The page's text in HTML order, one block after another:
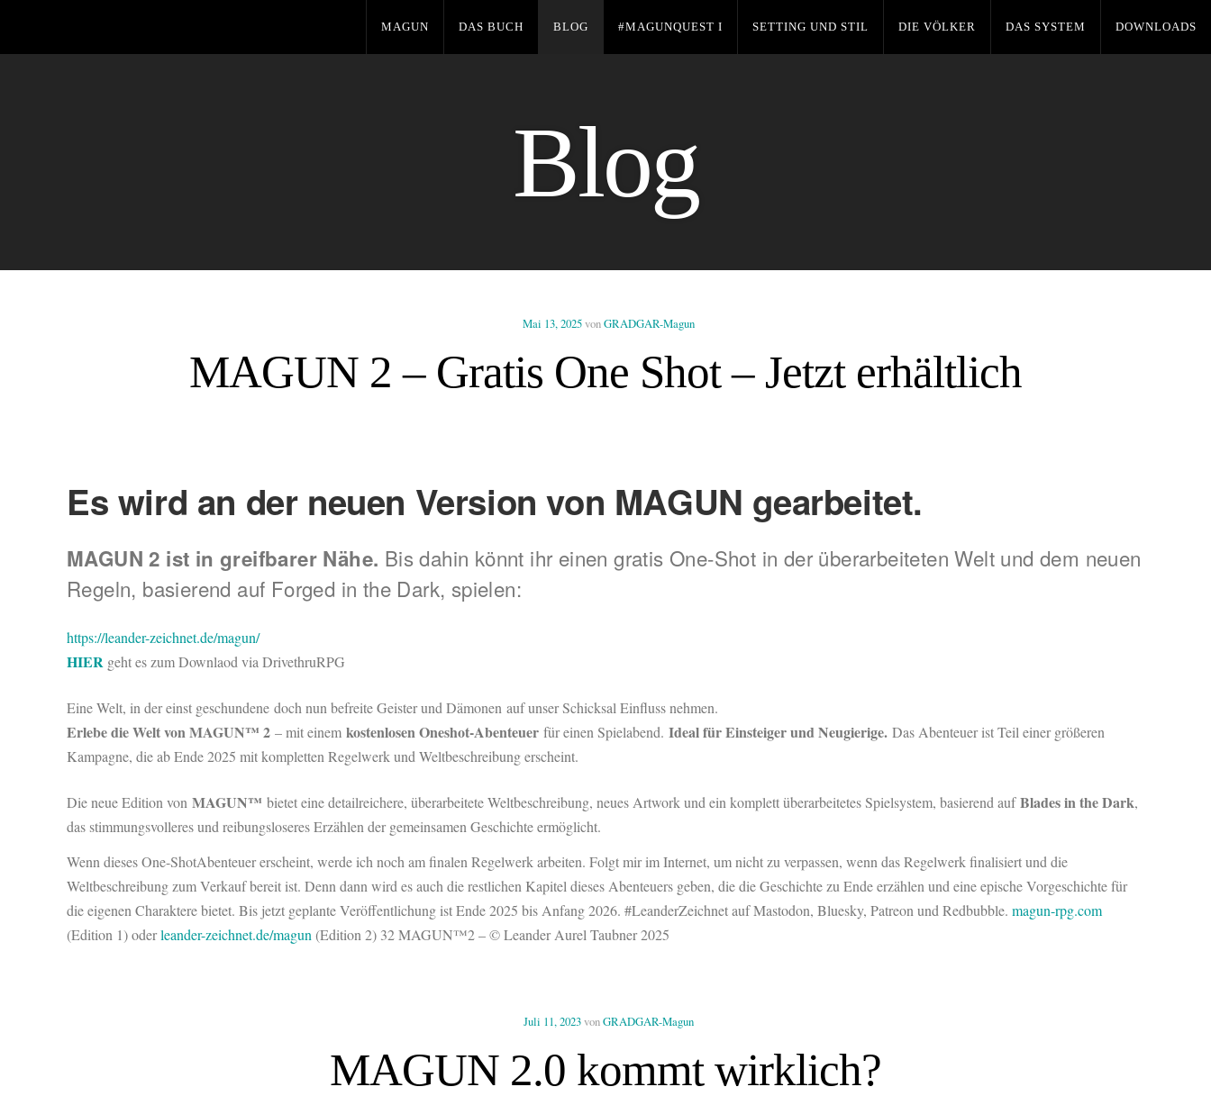
MAGUN DAS BUCH BLOG #MAGUNQUEST I SETTING UND STIL DIE VÖLKER DAS SYSTEM DOWNLOADS
Blog
Mai 13, 2025vonGRADGAR-Magun
MAGUN 2 – Gratis One Shot – Jetzt erhältlich
Es wird an der neuen Version von MAGUN gearbeitet.
MAGUN 2 ist in greifbarer Nähe. Bis dahin könnt ihr einen gratis One-Shot in der überarbeiteten Welt und dem neuen
Regeln, basierend auf Forged in the Dark, spielen:
https://leander-zeichnet.de/magun/
HIER geht es zum Downlaod via DrivethruRPG
Eine Welt, in der einst geschundene doch nun befreite Geister und Dämonen auf unser Schicksal Einfluss nehmen.
Erlebe die Welt von MAGUN™ 2 – mit einem kostenlosen Oneshot-Abenteuer für einen Spielabend. Ideal für Einsteiger und Neugierige. Das Abenteuer ist Teil einer größeren
Kampagne, die ab Ende 2025 mit kompletten Regelwerk und Weltbeschreibung erscheint.
Die neue Edition von MAGUN™ bietet eine detailreichere, überarbeitete Weltbeschreibung, neues Artwork und ein komplett überarbeitetes Spielsystem, basierend aufBlades in the Dark,
das stimmungsvolleres und reibungsloseres Erzählen der gemeinsamen Geschichte ermöglicht.
Wenn dieses One-ShotAbenteuer erscheint, werde ich noch am finalen Regelwerk arbeiten. Folgt mir im Internet, um nicht zu verpassen, wenn das Regelwerk finalisiert und die
Weltbeschreibung zum Verkauf bereit ist. Denn dann wird es auch die restlichen Kapitel dieses Abenteuers geben, die die Geschichte zu Ende erzählen und eine epische Vorgeschichte für
die eigenen Charaktere bietet. Bis jetzt geplante Veröffentlichung ist Ende 2025 bis Anfang 2026. #LeanderZeichnet auf Mastodon, Bluesky, Patreon und Redbubble. magun-rpg.com
(Edition 1) oderleander-zeichnet.de/magun (Edition 2) 32 MAGUN™2 – © Leander Aurel Taubner 2025
Juli 11, 2023vonGRADGAR-Magun
MAGUN 2.0 kommt wirklich?